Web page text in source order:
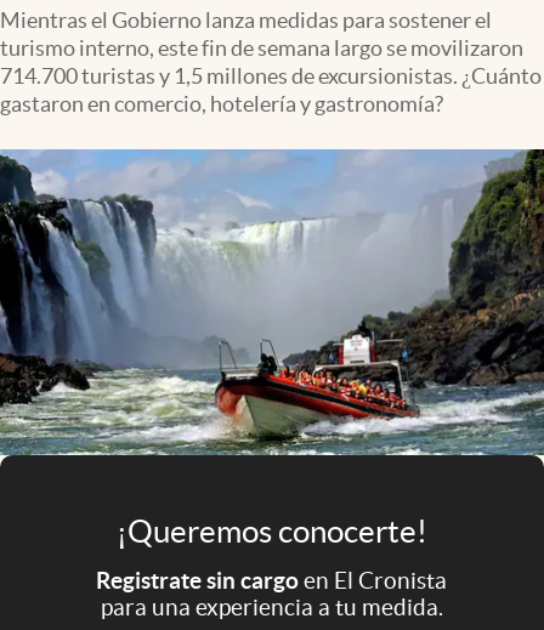
Apertura
Clase
Clima
Mundial 2026
Eventos Corporativos
El Cronista Studio
Mediakit
abre en nueva pestaña
Mientras el Gobierno lanza medidas para sostener el
turismo interno, este fin de semana largo se movilizaron
714.700 turistas y 1,5 millones de excursionistas. ¿Cuánto
gastaron en comercio, hotelería y gastronomía?
¡Queremos conocerte!
Registrate sin cargoen El Cronista
para una experiencia a tu medida.